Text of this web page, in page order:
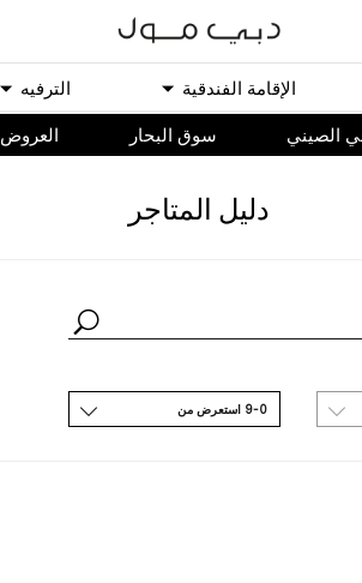
اﻹﻗﺎﻣﺔ اﻟﻔﻨﺪﻗﻴﺔ اﻟﺘﺮﻓﻴﻪ
الصيني سوق البحار اﻟﻌﺮﻭﺽ
ﺩﻟﻴﻞ اﻟﻤﺘﺎﺟﺮ
9-0 اﺳﺘﻌﺮﺽ ﻣﻦ